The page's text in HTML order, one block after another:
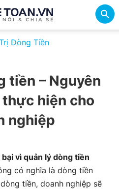
Dòng Tiền
tiền – Nguyên
hiện cho
nghiệp
vì quản lý dòng tiền
có nghĩa là dòng tiền
tiền, doanh nghiệp sẽ